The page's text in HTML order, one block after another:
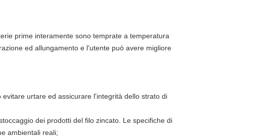
prime interamente sono temprate a temperatura
ed allungamento e l'utente può avere migliore
urtare ed assicurare l'integrità dello strato di
dei prodotti del filo zincato. Le specifiche di
ambientali reali;